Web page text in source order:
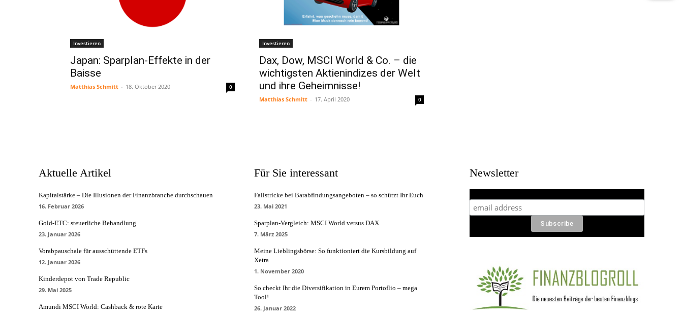
Investieren
Japan: Sparplan-Effekte in der
Baisse
Matthias Schmitt - 18. Oktober 2020 0
Investieren
Dax, Dow, MSCI World & Co. – die
wichtigsten Aktienindizes der Welt
und ihre Geheimnisse!
Matthias Schmitt - 17. April 2020 0
Aktuelle Artikel
Kapitalstärke – Die Illusionen der Finanzbranche durchschauen
16. Februar 2026
Gold-ETC: steuerliche Behandlung
23. Januar 2026
Vorabpauschale für ausschüttende ETFs
12. Januar 2026
Kinderdepot von Trade Republic
29. Mai 2025
Amundi MSCI World: Cashback & rote Karte
Für Sie interessant
Fallstricke bei Barabfindungsangeboten – so schützt Ihr Euch
23. Mai 2021
Sparplan-Vergleich: MSCI World versus DAX
7. März 2025
Meine Lieblingsbörse: So funktioniert die Kursbildung auf
Xetra
1. November 2020
So checkt Ihr die Diversifikation in Eurem Portoflio – mega
Tool!
26. Januar 2022
Newsletter